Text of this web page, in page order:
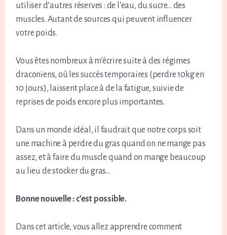
utiliser d’autres réserves : de l’eau, du sucre… des
muscles. Autant de sources qui peuvent influencer
votre poids.
Vous êtes nombreux à m’écrire suite à des régimes
draconiens, où les succès temporaires (perdre 10kg en
10 jours), laissent place à de la fatigue, suivie de
reprises de poids encore plus importantes.
Dans un monde idéal, il faudrait que notre corps soit
une machine à perdre du gras quand on ne mange pas
assez, et à faire du muscle quand on mange beaucoup
au lieu de stocker du gras…
Bonne nouvelle : c’est possible.
Dans cet article, vous allez apprendre comment